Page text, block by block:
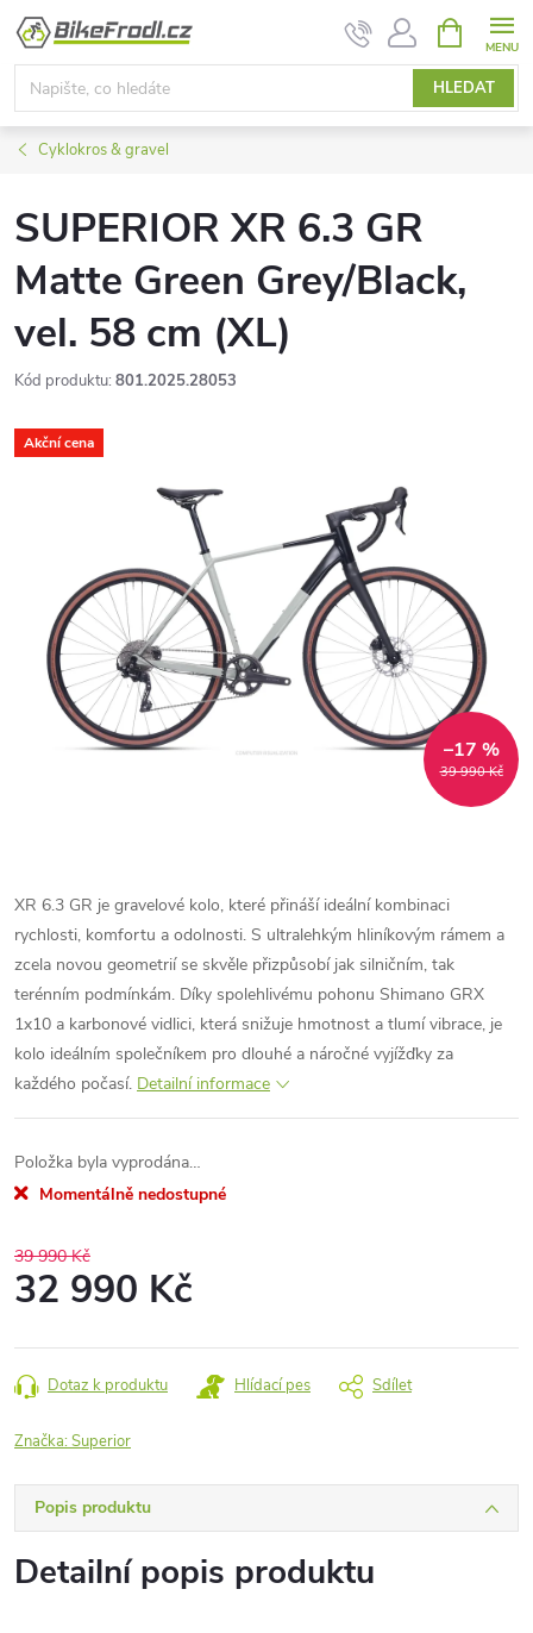
Přejít
obsah
HLEDAT
NÁKUPNÍ
KOŠÍK
Cyklokros & gravel
SUPERIOR XR 6.3 GR
Matte Green Grey/Black,
vel. 58 cm (XL)
Kód produktu: 801.2025.28053
Akční cena
39 990 Kč
–17 %
XR 6.3 GR je gravelové kolo, které přináší ideální kombinaci
rychlosti, komfortu a odolnosti. S ultralehkým hliníkovým rámem a
zcela novou geometrií se skvěle přizpůsobí jak silničním, tak
terénním podmínkám. Díky spolehlivému pohonu Shimano GRX
1x10 a karbonové vidlici, která snižuje hmotnost a tlumí vibrace, je
kolo ideálním společníkem pro dlouhé a náročné vyjížďky za
každého počasí. Detailní informace
Položka byla vyprodána…
Momentálně nedostupné
39 990 Kč
32 990 Kč
cena:
Dotaz k produktu Hlídací pes Sdílet
Značka:Superior
Popis produktu
Detailní popis produktu